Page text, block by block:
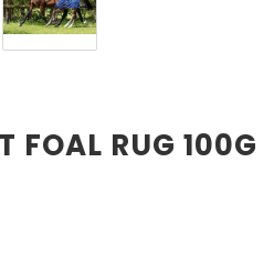
FOAL RUG 100G